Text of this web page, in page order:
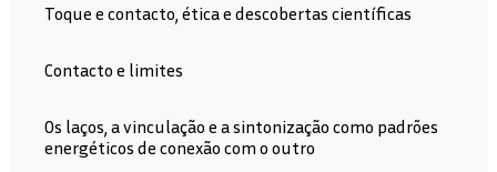
Toque e contacto, ética e descobertas científicas
Contacto e limites
Os laços, a vinculação e a sintonização como padrões
energéticos de conexão com o outro